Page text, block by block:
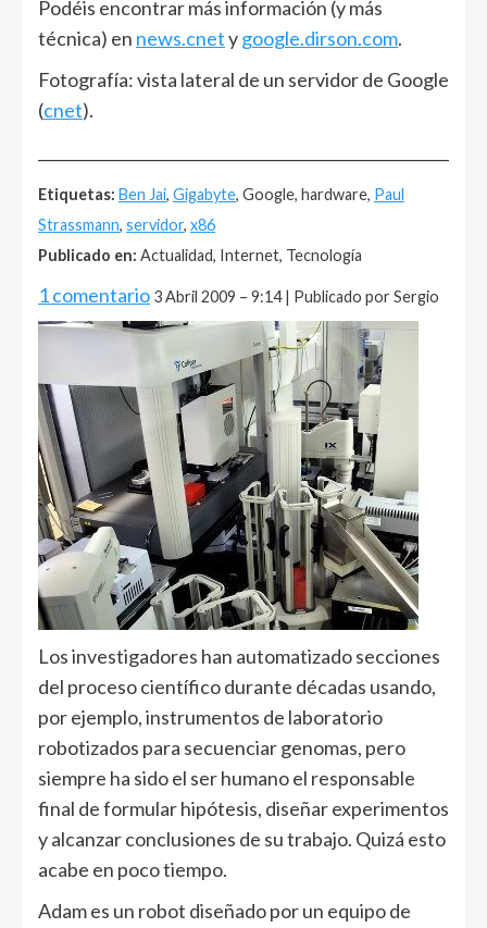
Podéis encontrar más información (y más
técnica) en news.cnetygoogle.dirson.com.
Fotografía: vista lateral de un servidor de Google
(cnet).
Etiquetas: Ben Jai, Gigabyte, Google, hardware, Paul
Strassmann, servidor, x86
Publicado en: Actualidad, Internet, Tecnología
1 comentario 3 Abril 2009 – 9:14 | Publicado por Sergio
Los investigadores han automatizado secciones
del proceso científico durante décadas usando,
por ejemplo, instrumentos de laboratorio
robotizados para secuenciar genomas, pero
siempre ha sido el ser humano el responsable
final de formular hipótesis, diseñar experimentos
y alcanzar conclusiones de su trabajo. Quizá esto
acabe en poco tiempo.
Adam es un robot diseñado por un equipo de